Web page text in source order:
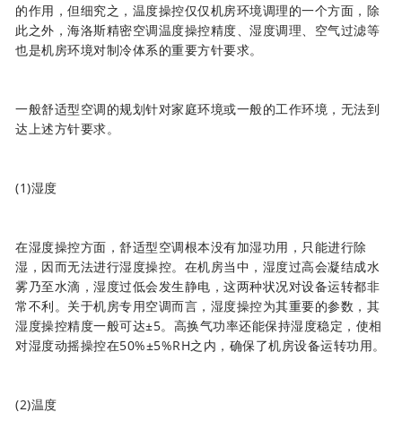
的作用，但细究之，温度操控仅仅机房环境调理的一个方面，除
此之外，海洛斯精密空调温度操控精度、湿度调理、空气过滤等
也是机房环境对制冷体系的重要方针要求。
一般舒适型空调的规划针对家庭环境或一般的工作环境，无法到
达上述方针要求。
(1)湿度
在湿度操控方面，舒适型空调根本没有加湿功用，只能进行除
湿，因而无法进行湿度操控。在机房当中，湿度过高会凝结成水
雾乃至水滴，湿度过低会发生静电，这两种状况对设备运转都非
常不利。关于机房专用空调而言，湿度操控为其重要的参数，其
湿度操控精度一般可达±5。高换气功率还能保持湿度稳定，使相
对湿度动摇操控在50%±5%RH之内，确保了机房设备运转功用。
(2)温度